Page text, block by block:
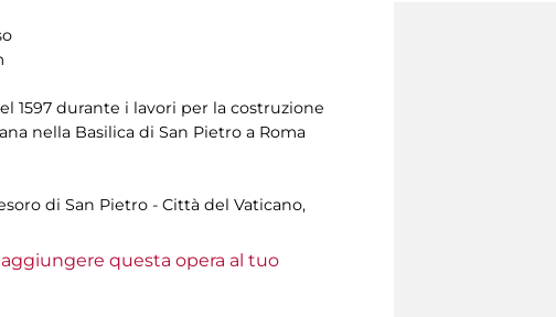
1597 durante i lavori per la costruzione
nella Basilica di San Pietro a Roma
di San Pietro - Città del Vaticano,
questa opera al tuo